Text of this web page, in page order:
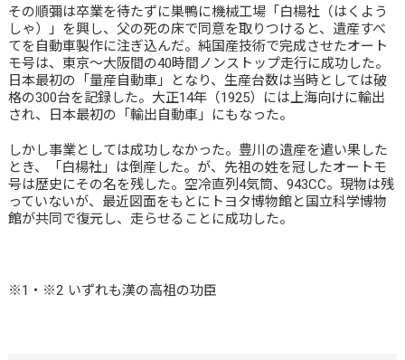
その順彌は卒業を待たずに巣鴨に機械工場「白楊社（はくよう
しゃ）」を興し、父の死の床で同意を取りつけると、遺産すべ
てを自動車製作に注ぎ込んだ。純国産技術で完成させたオート
モ号は、東京～大阪間の40時間ノンストップ走行に成功した。
日本最初の「量産自動車」となり、生産台数は当時としては破
格の300台を記録した。大正14年（1925）には上海向けに輸出
され、日本最初の「輸出自動車」にもなった。
しかし事業としては成功しなかった。豊川の遺産を遣い果した
とき、「白楊社」は倒産した。が、先祖の姓を冠したオートモ
号は歴史にその名を残した。空冷直列4気筒、943CC。現物は残
っていないが、最近図面をもとにトヨタ博物館と国立科学博物
館が共同で復元し、走らせることに成功した。
※1・※2 いずれも漢の高祖の功臣